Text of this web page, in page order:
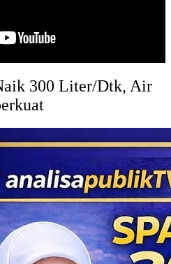
300 Liter/Dtk, Air